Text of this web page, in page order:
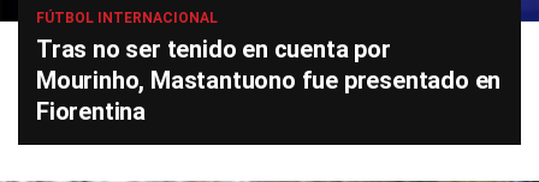
FÚTBOL INTERNACIONAL
Tras no ser tenido en cuenta por
Mourinho, Mastantuono fue presentado en
Fiorentina